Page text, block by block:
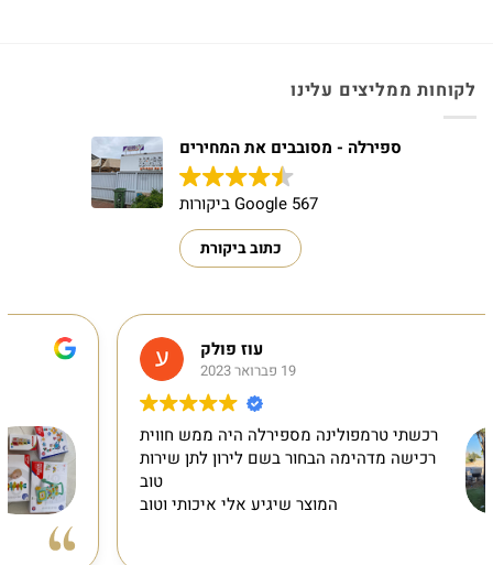
לקוחות ממליצים עלינו
ספירלה - מסובבים את המחירים
567 Google ביקורות
כתוב ביקורת
פשוט מעולה.
אחרי שהזמנתי
חסר מוצר אחד
באותו
מעולים,
ההזמנה רק אחרי
מספירלה היה ממש חווית
הבחור בשם לירון לתן שירות
המוצר שיגיע אלי איכותי וטוב